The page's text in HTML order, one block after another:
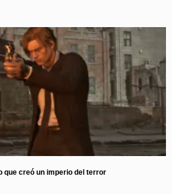
que creó un imperio del terror